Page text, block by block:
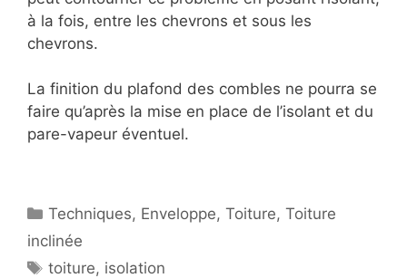
à la fois, entre les chevrons et sous les
chevrons.
La finition du plafond des combles ne pourra se
faire qu’après la mise en place de l’isolant et du
pare-vapeur éventuel.
Catégories
Techniques, Enveloppe,Toiture,Toiture
inclinée
Étiquettes
toiture, isolation